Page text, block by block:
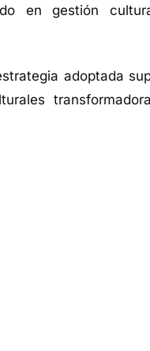
en gestión
adoptada